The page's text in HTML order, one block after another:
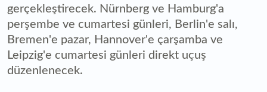
gerçekleştirecek. Nürnberg ve Hamburg'a
perşembe ve cumartesi günleri, Berlin'e salı,
Bremen'e pazar, Hannover'e çarşamba ve
Leipzig'e cumartesi günleri direkt uçuş
düzenlenecek.